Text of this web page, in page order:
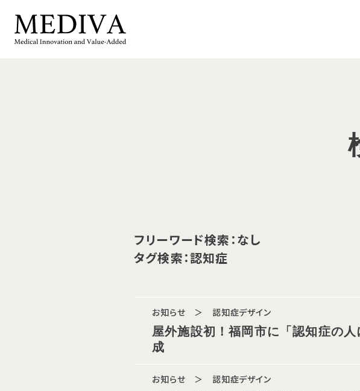
フリーワード検索：なし
タグ検索：認知症
お知らせ ＞ 認知症デザイン
屋外施設初！福岡市に「認知症の
成
お知らせ ＞ 認知症デザイン